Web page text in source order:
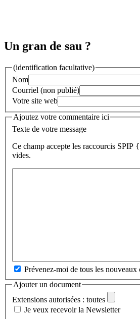
Un gran de sau ?
(identification facultative)
Nom
Courriel (non publié)
Votre site web
Ajoutez votre commentaire ici
Texte de votre message
Ce champ accepte les raccourcis SPIP
vides.
Prévenez-moi de tous les
Ajouter un document
Extensions autorisées : toutes
Je veux recevoir la Newsletter